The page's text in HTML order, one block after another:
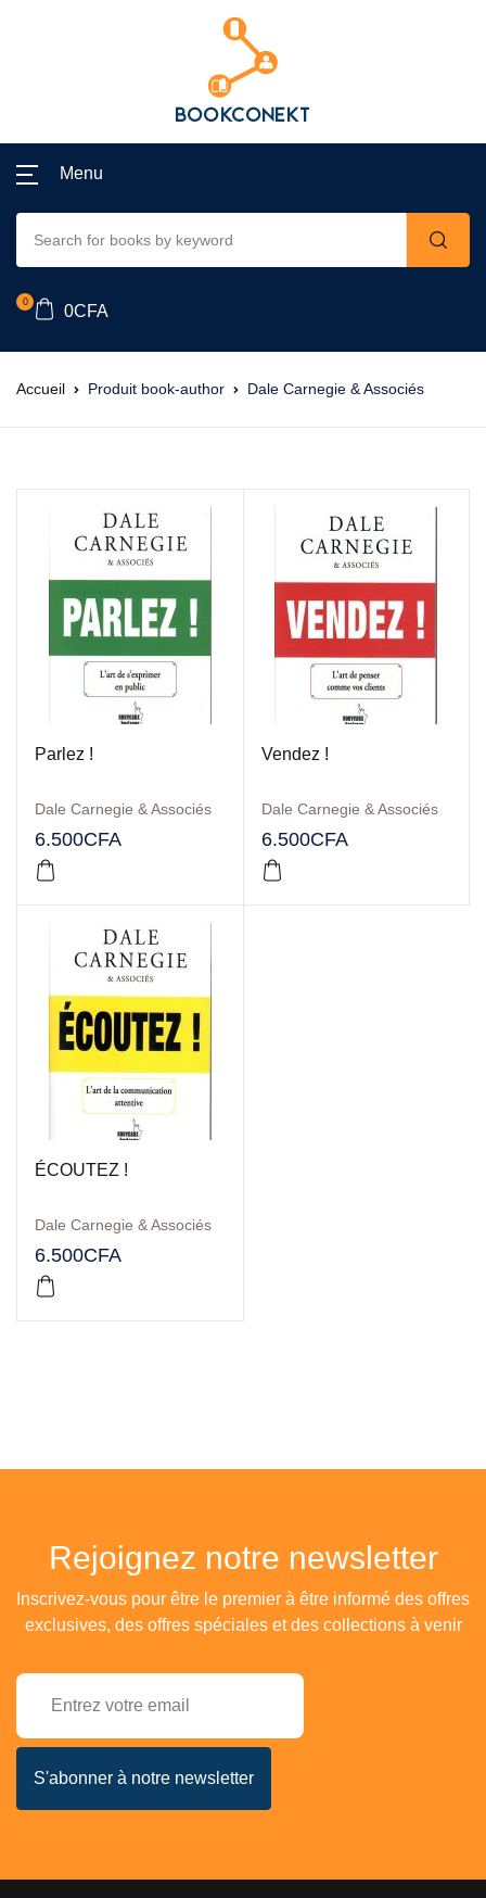
Menu
0
0CFA
Accueil Produit book-author Dale Carnegie & Associés
Parlez !
Dale Carnegie & Associés
6.500CFA
Vendez !
Dale Carnegie & Associés
6.500CFA
ÉCOUTEZ !
Dale Carnegie & Associés
6.500CFA
Rejoignez notre newsletter
Inscrivez-vous pour être le premier à être informé des offres
exclusives, des offres spéciales et des collections à venir